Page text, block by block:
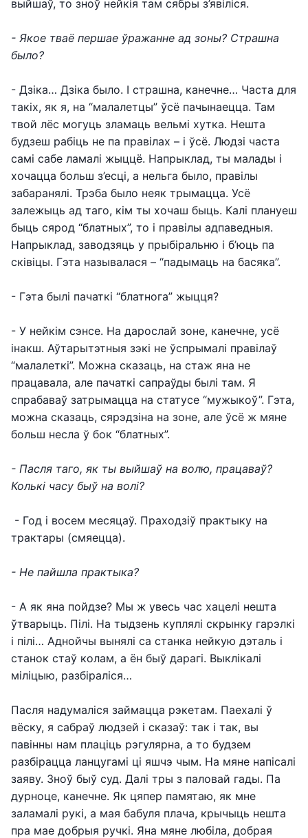
выйшаў, то зноў нейкія там сябры з’явіліся.
- Якое тваё першае ўражанне ад зоны? Страшна
было?
- Дзіка… Дзіка было. І страшна, канечне… Часта для
такіх, як я, на “малалетцы” ўсё пачынаецца. Там
твой лёс могуць зламаць вельмі хутка. Нешта
будзеш рабіць не па правілах – і ўсё. Людзі часта
самі сабе ламалі жыццё. Напрыклад, ты малады і
хочацца больш з’есці, а нельга было, правілы
забаранялі. Трэба было неяк трымацца. Усё
залежыць ад таго, кім ты хочаш быць. Калі плануеш
быць сярод “блатных”, то і правілы адпаведныя.
Напрыклад, заводзяць у прыбіральню і б’юць па
сківіцы. Гэта называлася – “падымаць на басяка”.
- Гэта былі пачаткі “блатнога” жыцця?
- У нейкім сэнсе. На дарослай зоне, канечне, усё
інакш. Аўтарытэтныя зэкі не ўспрымалі правілаў
“малалеткі”. Можна сказаць, на стаж яна не
працавала, але пачаткі сапраўды былі там. Я
спрабаваў затрымацца на статусе “мужыкоў”. Гэта,
можна сказаць, сярэдзіна на зоне, але ўсё ж мяне
больш несла ў бок “блатных”.
- Пасля таго, як ты выйшаў на волю, працаваў?
Колькі часу быў на волі?
- Год і восем месяцаў. Праходзіў практыку на
трактары (смяецца).
- Не пайшла практыка?
- А як яна пойдзе? Мы ж увесь час хацелі нешта
ўтварыць. Пілі. На тыдзень куплялі скрынку гарэлкі
і пілі… Аднойчы вынялі са станка нейкую дэталь і
станок стаў колам, а ён быў дарагі. Выклікалі
міліцыю, разбіраліся…
Пасля надумаліся займацца рэкетам. Паехалі ў
вёску, я сабраў людзей і сказаў: так і так, вы
павінны нам плаціць рэгулярна, а то будзем
разбірацца ланцугамі ці яшчэ чым. На мяне напісалі
заяву. Зноў быў суд. Далі тры з паловай гады. Па
дурноце, канечне. Як цяпер памятаю, як мне
заламалі рукі, а мая бабуля плача, крычыць нешта
пра мае добрыя ручкі. Яна мяне любіла, добрая